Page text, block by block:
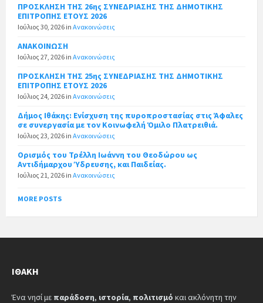
ΠΡΟΣΚΛΗΣΗ ΤΗΣ 26ης ΣΥΝΕΔΡΙΑΣΗΣ ΤΗΣ ΔΗΜΟΤΙΚΗΣ
ΕΠΙΤΡΟΠΗΣ ΕΤΟΥΣ 2026
Ιούλιος 30, 2026 in Ανακοινώσεις
ΑΝΑΚΟΙΝΩΣΗ
Ιούλιος 27, 2026 in Ανακοινώσεις
ΠΡΟΣΚΛΗΣΗ ΤΗΣ 25ης ΣΥΝΕΔΡΙΑΣΗΣ ΤΗΣ ΔΗΜΟΤΙΚΗΣ
ΕΠΙΤΡΟΠΗΣ ΕΤΟΥΣ 2026
Ιούλιος 24, 2026 in Ανακοινώσεις
Δήμος Ιθάκης: Ενίσχυση της πυροπροστασίας στις Άφαλες
σε συνεργασία με τον Κοινωφελή Όμιλο Πλατρειθιά.
Ιούλιος 23, 2026 in Ανακοινώσεις
Ορισμός του Τρέλλη Ιωάννη του Θεοδώρου ως
Αντιδήμαρχου Ύδρευσης, και Παιδείας.
Ιούλιος 21, 2026 in Ανακοινώσεις
MORE POSTS
ΙΘΆΚΗ
Ένα νησί με παράδοση, ιστορία, πολιτισμό και ακλόνητη την